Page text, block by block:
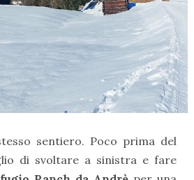
sentiero. Poco prima del
di svoltare a sinistra e fare